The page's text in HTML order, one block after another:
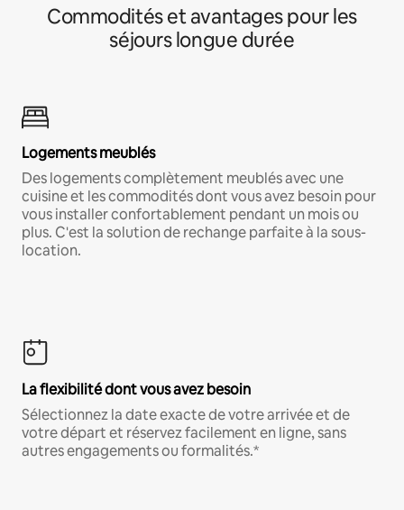
Commodités et avantages pour les
séjours longue durée
Logements meublés
Des logements complètement meublés avec une
cuisine et les commodités dont vous avez besoin pour
vous installer confortablement pendant un mois ou
plus. C'est la solution de rechange parfaite à la sous-
location.
La flexibilité dont vous avez besoin
Sélectionnez la date exacte de votre arrivée et de
votre départ et réservez facilement en ligne, sans
autres engagements ou formalités.*